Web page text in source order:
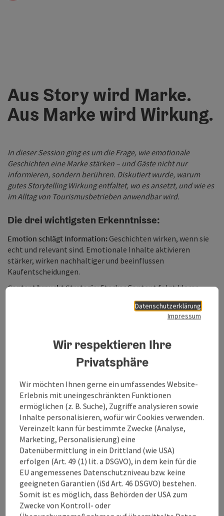
Aus Story wird Marke.
Aus Marke wird Wirkung.
In dieser Session ging es um die Frage, wie emotionale
Geschichten eine Marke stärken – und Gäste nicht nur
informieren, sondern berühren. Diskutiert wurde, warum
gutes Storytelling Wirkung entfaltet, wo es ansetzt, und wie es
im Alltag von Tourismusbetrieben anwendbar wird.
Die drei wichtigsten Erkenntnisse:
Emotion schlägt Information: Geschichten wirken, wenn sie
echt und relevant sind. Emotionale Inhalte aktivieren
stärker, wirken nachhaltiger und beeinflussen
Kaufentscheidungen.
Content braucht Strategie:Starker Content folgt klarer
(Marken-)Strategie. Content-Sharing braucht strategische
Steuerung und markenkonforme Adaptierung je nach
Oberösterreichs Vielfalt wird erzählbar, erlebbar und
markenwirksam. Die neue Erzählweise verbindet Angebote
und Regionen - und schafft Differenzierung in der
Tourismuswerbung.
vorheriges Element
nächstes Element
Datenschutzerklärung
Impressum
Wir respektieren Ihre
Privatsphäre
Wir möchten Ihnen gerne ein umfassendes Website-
Erlebnis mit uneingeschränkten Funktionen
ermöglichen (z. B. Suche), Zugriffe analysieren sowie
Inhalte personalisieren, wofür wir Cookies verwenden.
Vereinzelt kann für bestimmte Zwecke (Analyse,
Marketing, Personalisierung) eine
Datenübermittlung in ein Drittland (wie USA)
erfolgen (Art. 49 (1) lit. a DSGVO), in dem kein für die
EU angemessenes Datenschutzniveau bzw. keine
geeigneten Garantien (iSd Art. 46 DSGVO) bestehen.
Somit ist es möglich, dass Behörden der USA zum
Zwecke von Kontroll- oder